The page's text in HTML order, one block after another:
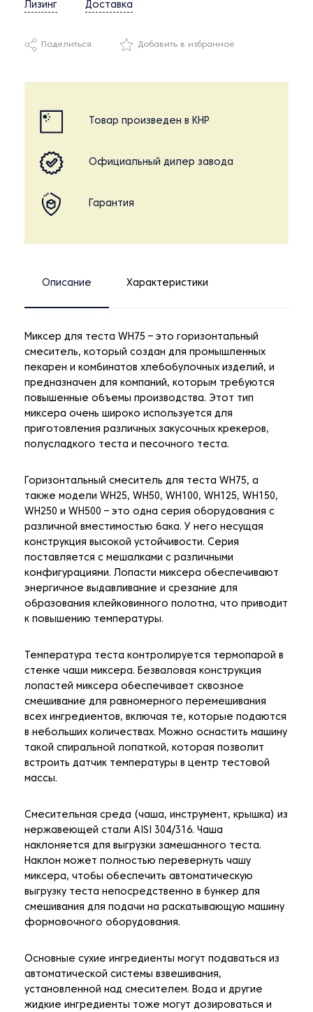
Лизинг Доставка
Поделиться Добавить в избранное
Товар произведен в КНР
Официальный дилер завода
Гарантия
Описание Характеристики
Миксер для теста WH75 – это горизонтальный
смеситель, который создан для промышленных
пекарен и комбинатов хлебобулочных изделий, и
предназначен для компаний, которым требуются
повышенные объемы производства. Этот тип
миксера очень широко используется для
приготовления различных закусочных крекеров,
полусладкого теста и песочного теста.
Горизонтальный смеситель для теста WH75, а
также модели WH25, WH50, WH100, WH125, WH150,
WH250 и WH500 – это одна серия оборудования с
различной вместимостью бака. У него несущая
конструкция высокой устойчивости. Серия
поставляется с мешалками с различными
конфигурациями. Лопасти миксера обеспечивают
энергичное выдавливание и срезание для
образования клейковинного полотна, что приводит
к повышению температуры.
Температура теста контролируется термопарой в
стенке чаши миксера. Безваловая конструкция
лопастей миксера обеспечивает сквозное
смешивание для равномерного перемешивания
всех ингредиентов, включая те, которые подаются
в небольших количествах. Можно оснастить машину
такой спиральной лопаткой, которая позволит
встроить датчик температуры в центр тестовой
массы.
Смесительная среда (чаша, инструмент, крышка) из
нержавеющей стали AISI 304/316. Чаша
наклоняется для выгрузки замешанного теста.
Наклон может полностью перевернуть чашу
миксера, чтобы обеспечить автоматическую
выгрузку теста непосредственно в бункер для
смешивания для подачи на раскатывающую машину
формовочного оборудования.
Основные сухие ингредиенты могут подаваться из
автоматической системы взвешивания,
установленной над смесителем. Вода и другие
жидкие ингредиенты тоже могут дозироваться и